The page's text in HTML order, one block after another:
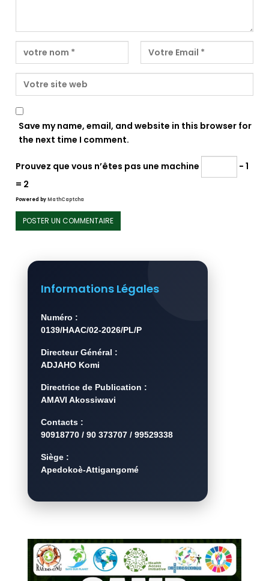
Save my name, email, and website in this browser for
the next time I comment.
Prouvez que vous n’êtes pas une machine
− 1
= 2
Powered byMathCaptcha
Informations Légales
Numéro :
0139/HAAC/02-2026/PL/P
Directeur Général :
ADJAHO Komi
Directrice de Publication :
AMAVI Akossiwavi
Contacts :
90918770 / 90 373707 / 99529338
Siège :
Apedokoè-Attigangomé